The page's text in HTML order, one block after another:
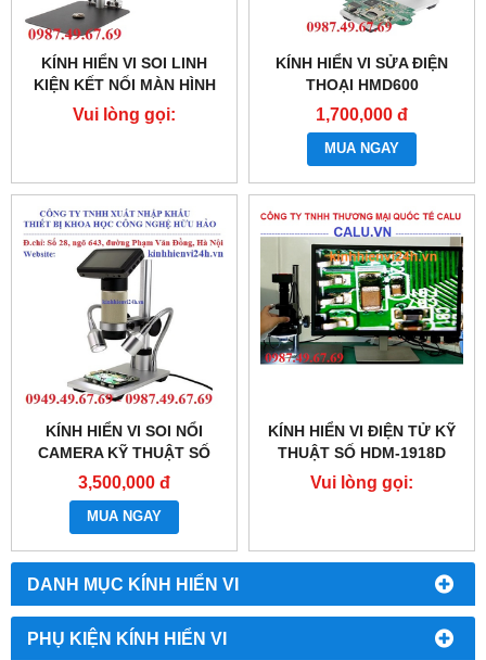
DANH MỤC KÍNH HIỂN VI
PHỤ KIỆN KÍNH HIỂN VI
KÍNH HIỂN VI SOI LINH
KIỆN KẾT NỐI MÀN HÌNH
Vui lòng gọi:
KÍNH HIỂN VI SỬA ĐIỆN
THOẠI HMD600
1,700,000 đ
MUA NGAY
KÍNH HIỂN VI SOI NỔI
CAMERA KỸ THUẬT SỐ
SMV-300
3,500,000 đ
MUA NGAY
KÍNH HIỂN VI ĐIỆN TỬ KỸ
THUẬT SỐ HDM-1918D
Vui lòng gọi: